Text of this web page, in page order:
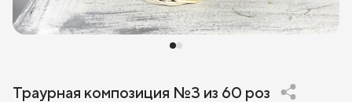
Траурная композиция №3 из 60 роз